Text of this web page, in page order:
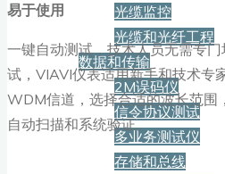
光缆监控
光缆和光纤工程
数据和传输
2M误码仪
信令协议测试
多业务测试仪
存储和总线
易于使用
一键自动测试，技术人员无需专
试，VIAVI仪表适用新手和技术专
WDM信道，选择合适的波长范围
自动扫描和系统验证。